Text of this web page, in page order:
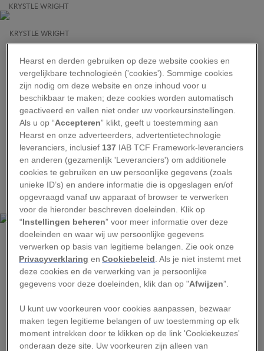
KRYSTLE WRIGHT
KRYSTLE WRIGHT
Dit verhaal verscheen in deaugustus 2019 editie
van National Geographic Magazine.
De Totem Pole is een ijzingwekkende rotspunt
in Tasmanië.In een droom kreeg fotograaf
Krystle Wrighthet idee de beklimming ervan te
vereeuwigen. Jaren later kwam haar droom uit.
Bungelend aan een klimtouw maakte zij haar foto
van de rots, die door een drone werd uitgelicht.
NGM MAPS
De Totem Pole staat in Tasman National Park, Tasmanië, Australië.
Drie maanden te gaan
Onbegane paden:De Totem Pole die uit het
zeewater rond het Tasmanschiereiland oprijst, is
Hearst en derden gebruiken op deze website cookies en
vergelijkbare technologieën ('cookies'). Sommige cookies
zijn nodig om deze website en onze inhoud voor u
beschikbaar te maken; deze cookies worden automatisch
geactiveerd en vallen niet onder uw voorkeursinstellingen.
Als u op “Accepteren” klikt, geeft u toestemming aan
Hearst en onze adverteerders, advertentietechnologie
leveranciers, inclusief 137 IAB TCF Framework-leveranciers
en anderen (gezamenlijk 'Leveranciers') om additionele
cookies te gebruiken en uw persoonlijke gegevens (zoals
unieke ID’s) en andere informatie die is opgeslagen en/of
opgevraagd vanaf uw apparaat of browser te verwerken
voor de hieronder beschreven doeleinden. Klik op
“Instellingen beheren” voor meer informatie over deze
doeleinden en waar wij uw persoonlijke gegevens
verwerken op basis van legitieme belangen. Zie ook onze
Privacyverklaring enCookiebeleid . Als je niet instemt met
deze cookies en de verwerking van je persoonlijke
gegevens voor deze doeleinden, klik dan op "Afwijzen”.
U kunt uw voorkeuren voor cookies aanpassen, bezwaar
maken tegen legitieme belangen of uw toestemming op elk
moment intrekken door te klikken op de link 'Cookiekeuzes'
onderaan deze site. Uw voorkeuren zijn alleen van